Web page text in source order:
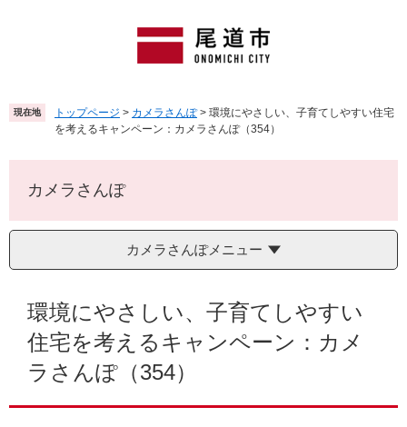
頭
で
。
飛
ば
て
へ
現在地 トップページ > カメラさんぽ > 環境にやさしい、子育てしやすい住宅
を考えるキャンペーン：カメラさんぽ（354）
カメラさんぽ
カメラさんぽメニュー
環境にやさしい、子育てしやすい
住宅を考えるキャンペーン：カメ
ラさんぽ（354）